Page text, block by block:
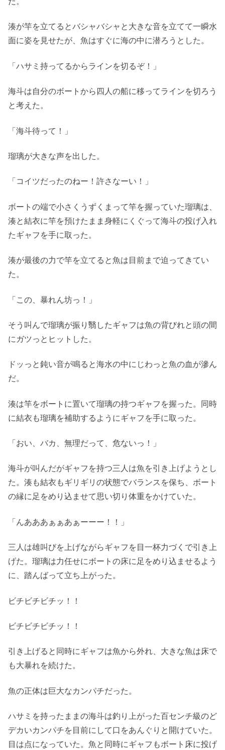
湊が竿を立てるとバシャバシャと大きな音を立てて一瞬水
面に姿を見せたが、魚はすぐに海の中に潜ろうとした。
「ハサミ持ってるからラインを切るぞ！」
海斗は自分のボートから四人の船に移ってラインを切ろう
と考えた。
「海斗待って！」
瑠璃が大きな声を出した。
「コイツだったのねー！許さなーい！」
ボートの端で小さくうずくまって竿を握っていた瑠璃は、
湊と結衣に竿を預けたまま身軽にくぐって海斗の投げ入れ
たギャフを手に取った。
湊が最後の力で竿を立てると魚は目前まで迫ってきてい
た。
「この、暴れん坊っ！」
そう叫んで瑠璃が振り翳したギャフは魚の背びれと頭の間
にガツっとヒットした。
ドッっと鈍い音が鳴ると海水の中にじわっと魚の血が滲ん
だ。
湊は竿をボートに置いて瑠璃の持つギャフを握った。同時
に結衣も瑠璃を補助するようにギャフを手に取った。
「おい、バカ、無理だって、危ないっ！」
海斗が叫んだがギャフを持つ三人は魚を引き上げようとし
た。湊も結衣もギリギリの状態でバランスを保ち、ボート
の縁に足をめり込ませて思い切り体重をかけていた。
「んあああぁぁあぁーーー！！」
三人は雄叫びを上げながらギャフを目一杯力づくで引き上
げた。瑠璃は力任せにボートの床に足をめり込ませるよう
に、踏んばって立ち上がった。
ビチビチビチッ！！
ビチビチビチッ！！
引き上げると同時にギャフは魚から外れ、大きな魚は床で
も大暴れを続けた。
魚の正体は巨大なカンパチだった。
ハサミを持ったままの海斗は釣り上がった百センチ級のど
デカいカンパチを目前にして口をあんぐりと開けていた。
目は点になっていた。魚と同時にギャフもボート床に投げ